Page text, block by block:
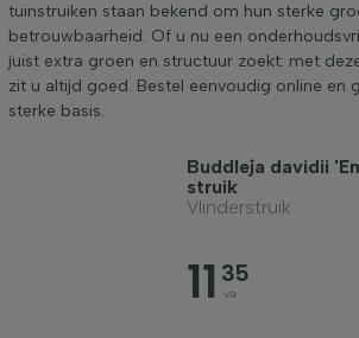
Volwassen hoogte (cm)
tuinstruiken staan bekend om hun sterke
betrouwbaarheid. Of u nu een
juist extra groen en structuur zoekt: met
zit u altijd goed. Bestel eenvoudig online en
sterke basis.
Buddleja davidii
struik
Vlinderstruik
11 35
va